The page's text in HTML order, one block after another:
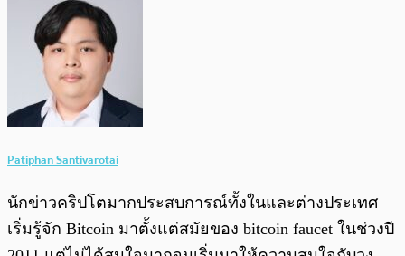
Patiphan Santivarotai
นักข่าวคริปโตมากประสบการณ์ทั้งในและต่างประเทศ
เริ่มรู้จัก Bitcoin มาตั้งแต่สมัยของ bitcoin faucet ในช่วงปี